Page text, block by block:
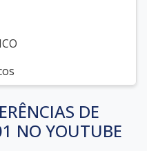
DE
NO YOUTUBE